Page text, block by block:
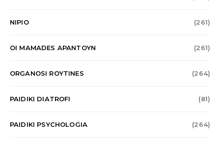
NIPIO (261)
OI MAMADES APANTOYN (261)
ORGANOSI ROYTINES (264)
PAIDIKI DIATROFI (81)
PAIDIKI PSYCHOLOGIA (264)